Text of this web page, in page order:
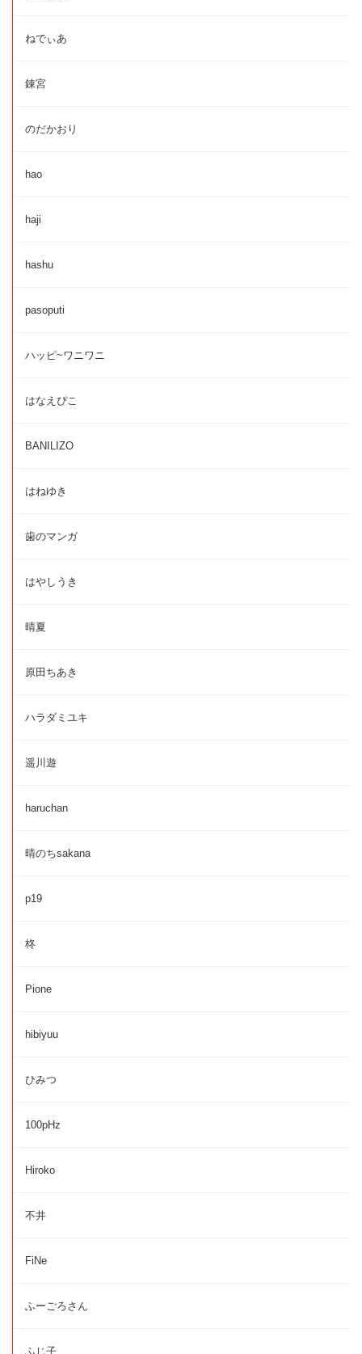
ねでぃあ
錬宮
のだかおり
hao
haji
hashu
pasoputi
ハッピ~ワニワニ
はなえぴこ
BANILIZO
はねゆき
歯のマンガ
はやしうき
晴夏
原田ちあき
ハラダミユキ
遥川遊
haruchan
晴のちsakana
p19
柊
Pione
hibiyuu
ひみつ
100pHz
Hiroko
不井
FiNe
ふーごろさん
ふじ子